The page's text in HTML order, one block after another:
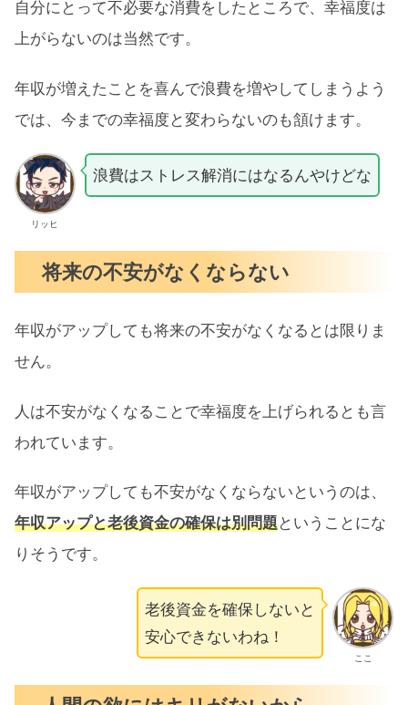
の理由まとめ
自分にとって不必要な消費をしたところで、幸福度は
上がらないのは当然です。
年収が増えたことを喜んで浪費を増やしてしまうよう
では、今までの幸福度と変わらないのも頷けます。
リッヒ
浪費はストレス解消にはなるんやけどな
将来の不安がなくならない
年収がアップしても将来の不安がなくなるとは限りま
せん。
人は不安がなくなることで幸福度を上げられるとも言
われています。
年収がアップしても不安がなくならないというのは、
年収アップと老後資金の確保は別問題ということにな
りそうです。
ここ
老後資金を確保しないと
安心できないわね！